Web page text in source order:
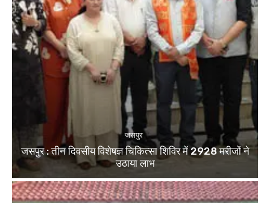
जसपुर
जसपुर : तीन दिवसीय विशेषज्ञ चिकित्सा शिविर में 2928 मरीजों ने
उठाया लाभ